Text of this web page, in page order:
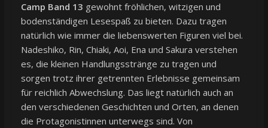
Camp Band 13 gewohnt fröhlichen, witzigen und
bodenständigen Lesespaß zu bieten. Dazu tragen
natürlich wie immer die liebenswerten Figuren viel bei.
Nadeshiko, Rin, Chiaki, Aoi, Ena und Sakura verstehen
es, die kleinen Handlungsstränge zu tragen und
sorgen trotz ihrer getrennten Erlebnisse gemeinsam
für reichlich Abwechslung. Das liegt natürlich auch an
den verschiedenen Geschichten und Orten, an denen
die Protagonistinnen unterwegs sind. Von